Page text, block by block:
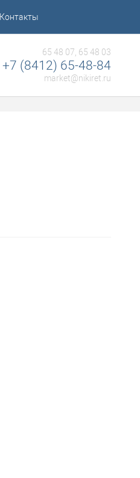
Контакты
65 48 07, 65 48 03
+7 (8412) 65-48-84
market@nikiret.ru